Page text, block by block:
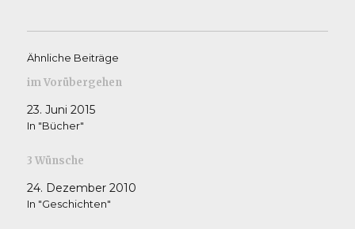
Ähnliche Beiträge
im Vorübergehen
23. Juni 2015
In "Bücher"
3 Wünsche
24. Dezember 2010
In "Geschichten"